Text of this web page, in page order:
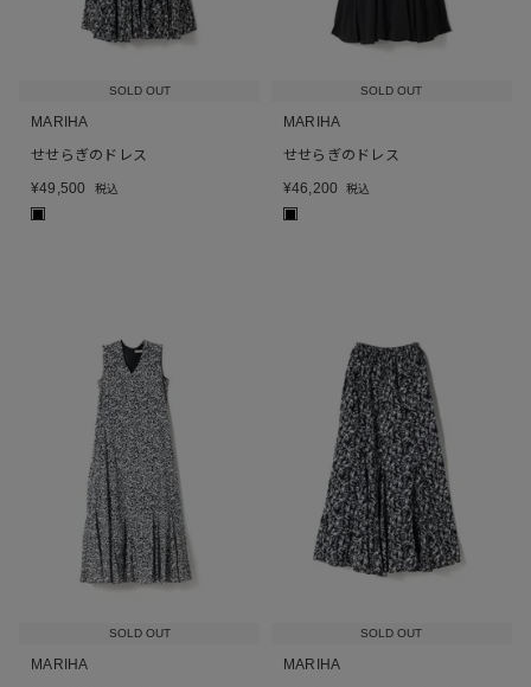
SOLD OUT
MARIHA
せせらぎのドレス
¥49,500 税込
■
SOLD OUT
MARIHA
せせらぎのドレス
¥46,200 税込
■
SOLD OUT
MARIHA
SOLD OUT
MARIHA